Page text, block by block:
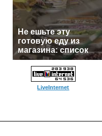
Не ешьте эту
готовую еду из
магазина: список
LiveInternet